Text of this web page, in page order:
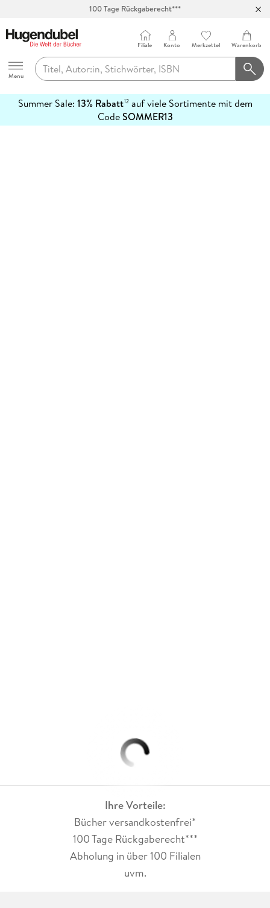
100 Tage Rückgaberecht***
Hugendubel
Menu
Filiale Konto Merkzettel Warenkorb
Summer Sale: 13% Rabatt12auf viele Sortimente mit dem
CodeSOMMER13
erfahren
Ihre Vorteile:
Bücher versandkostenfrei*
100 Tage Rückgaberecht***
Abholung in über 100 Filialen
uvm.